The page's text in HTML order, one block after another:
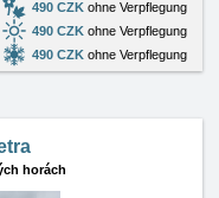
490 CZK ohne Verpflegung
490 CZK ohne Verpflegung
490 CZK ohne Verpflegung
horách